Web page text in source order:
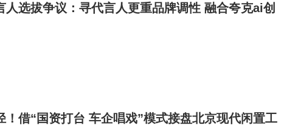
人选拔争议：寻代言人更重品牌调性 融合夸克ai创
！借“国资打台 车企唱戏”模式接盘北京现代闲置工